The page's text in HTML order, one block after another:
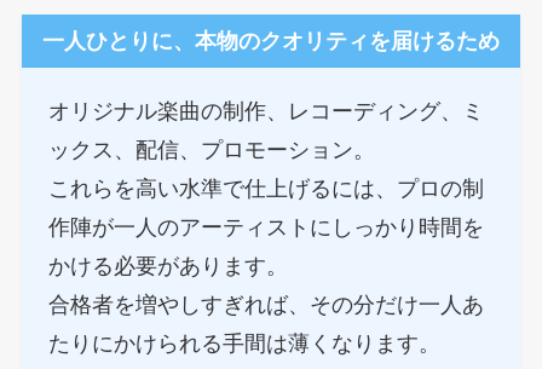
一人ひとりに、本物のクオリティを届けるため
オリジナル楽曲の制作、レコーディング、ミ
ックス、配信、プロモーション。
これらを高い水準で仕上げるには、プロの制
作陣が一人のアーティストにしっかり時間を
かける必要があります。
合格者を増やしすぎれば、その分だけ一人あ
たりにかけられる手間は薄くなります。